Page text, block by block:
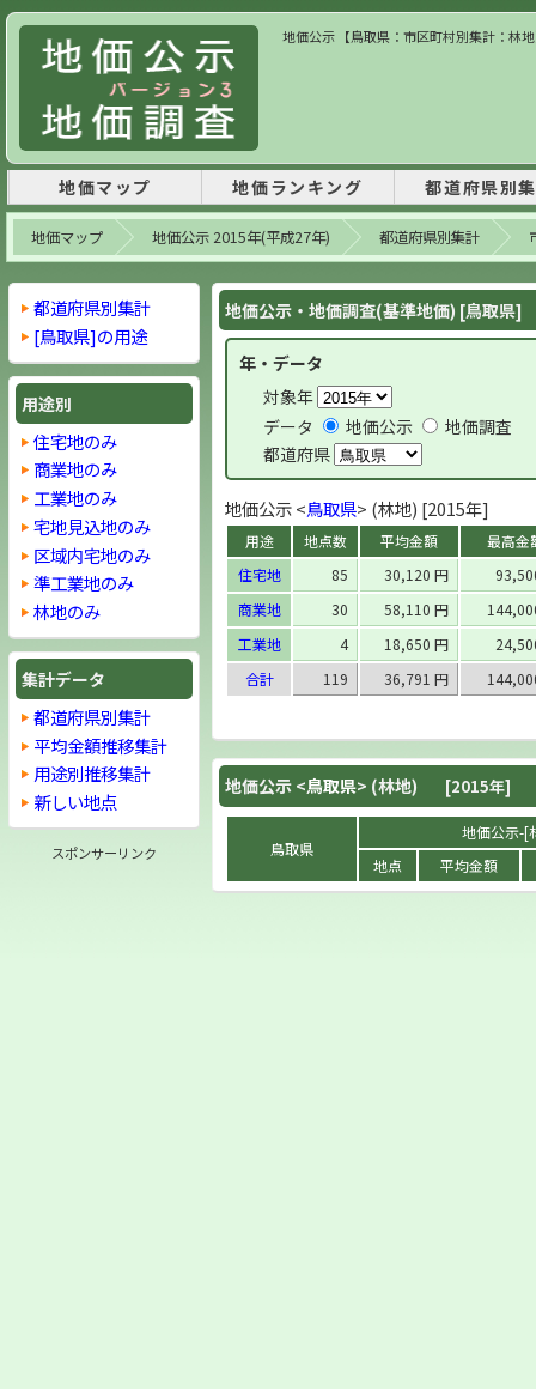
地価公示 【鳥取県：市区町村別集計：林
地価マップ 地価ランキング 都道府県別
地価マップ 地価公示 2015年(平成27年) 都道府県別集計
地価公示・地価調査(基準地価) [鳥取県]
年・データ
対象年
データ
地価公示
地価調査
都道府県
地価公示 <鳥取県> (林地) [2015年]
用途 地点数 平均金額
最高金
住宅地
85 30,120 円
商業地
30 58,110 円
工業地
4 18,650 円
合計
119 36,791 円
地価公示 <鳥取県> (林地) [2015年]
鳥取県
地価公示-[
地点
平均金額
都道府県別集計
[鳥取県]の用途
用途別
住宅地のみ
商業地のみ
工業地のみ
宅地見込地のみ
区域内宅地のみ
準工業地のみ
林地のみ
集計データ
都道府県別集計
平均金額推移集計
用途別推移集計
新しい地点
スポンサーリンク